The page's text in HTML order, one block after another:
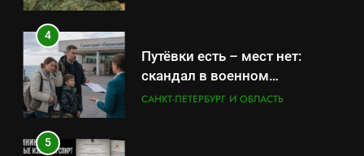
4
Путёвки есть – мест нет:
скандал в военном
санатории Владивостока
САНКТ-ПЕТЕРБУРГ И ОБЛАСТЬ
5